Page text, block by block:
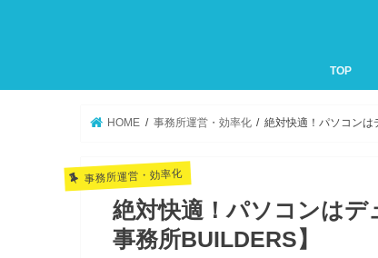
TOP
HOME 事務所運営・効率化 絶対快適！パソコンは
事務所運営・効率化
絶対快適！パソコンは
事務所BUILDERS】